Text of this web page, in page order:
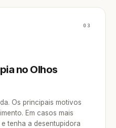
03
no Olhos
Os principais motivos
Em casos mais
tenha a desentupidora